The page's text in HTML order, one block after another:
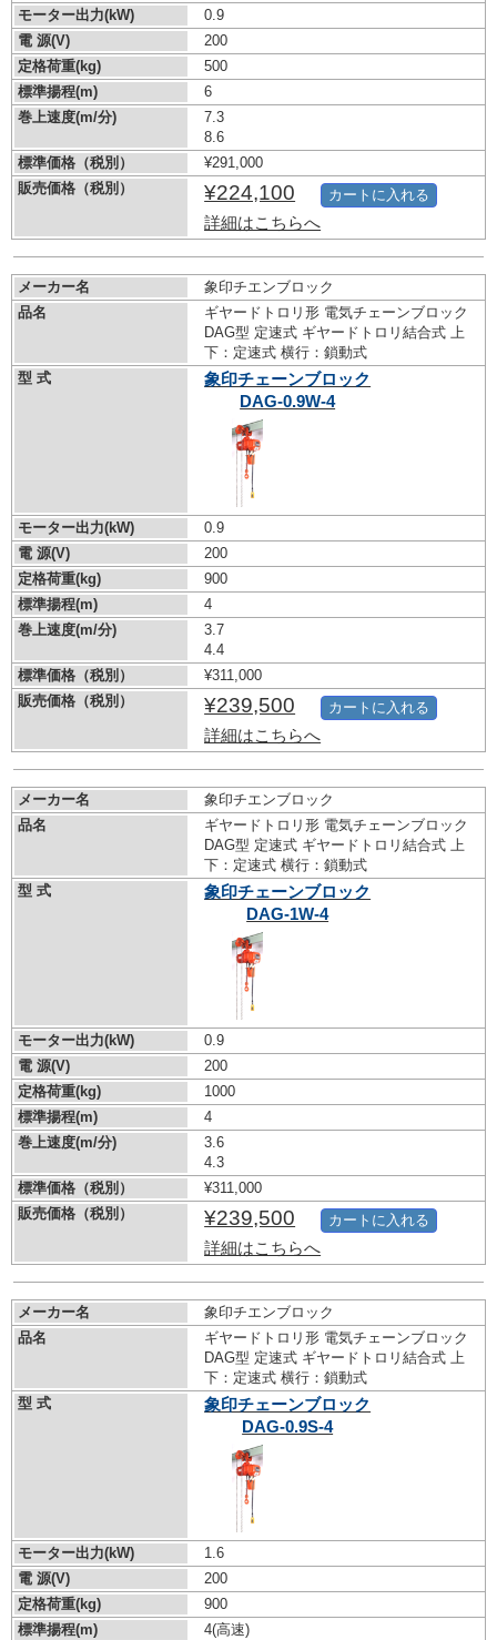
モーター出力(kW)
0.9
電 源(V)
200
定格荷重(kg)
500
標準揚程(m)
6
巻上速度(m/分)
7.3
8.6
標準価格（税別）
¥291,000
販売価格（税別）
¥224,100
詳細はこちらへ
カートに入れる
メーカー名
象印チエンブロック
品名
ギヤードトロリ形 電気チェーンブロック
DAG型 定速式 ギヤードトロリ結合式 上
下：定速式 横行：鎖動式
型 式
象印チェーンブロック
DAG-0.9W-4
モーター出力(kW)
0.9
電 源(V)
200
定格荷重(kg)
900
標準揚程(m)
4
巻上速度(m/分)
3.7
4.4
標準価格（税別）
¥311,000
販売価格（税別）
¥239,500
詳細はこちらへ
カートに入れる
メーカー名
象印チエンブロック
品名
ギヤードトロリ形 電気チェーンブロック
DAG型 定速式 ギヤードトロリ結合式 上
下：定速式 横行：鎖動式
型 式
象印チェーンブロック
DAG-1W-4
モーター出力(kW)
0.9
電 源(V)
200
定格荷重(kg)
1000
標準揚程(m)
4
巻上速度(m/分)
3.6
4.3
標準価格（税別）
¥311,000
販売価格（税別）
¥239,500
詳細はこちらへ
カートに入れる
メーカー名
象印チエンブロック
品名
ギヤードトロリ形 電気チェーンブロック
DAG型 定速式 ギヤードトロリ結合式 上
下：定速式 横行：鎖動式
型 式
象印チェーンブロック
DAG-0.9S-4
モーター出力(kW)
1.6
電 源(V)
200
定格荷重(kg)
900
標準揚程(m)
4(高速)